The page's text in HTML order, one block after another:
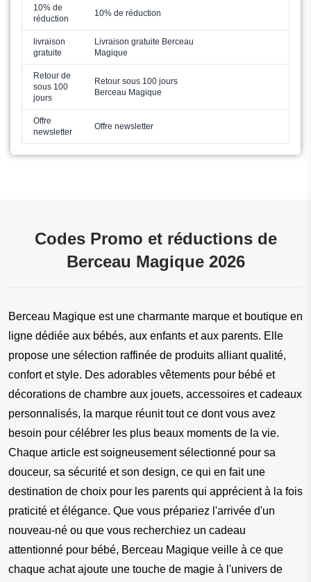
10% de
réduction
10% de réduction
livraison
gratuite
Livraison gratuite Berceau
Magique
Retour de
sous 100
jours
Retour sous 100 jours
Berceau Magique
Offre
newsletter
Offre newsletter
Codes Promo et réductions de
Berceau Magique 2026
Berceau Magique est une charmante marque et boutique en
ligne dédiée aux bébés, aux enfants et aux parents. Elle
propose une sélection raffinée de produits alliant qualité,
confort et style. Des adorables vêtements pour bébé et
décorations de chambre aux jouets, accessoires et cadeaux
personnalisés, la marque réunit tout ce dont vous avez
besoin pour célébrer les plus beaux moments de la vie.
Chaque article est soigneusement sélectionné pour sa
douceur, sa sécurité et son design, ce qui en fait une
destination de choix pour les parents qui apprécient à la fois
praticité et élégance. Que vous prépariez l'arrivée d'un
nouveau-né ou que vous recherchiez un cadeau
attentionné pour bébé, Berceau Magique veille à ce que
chaque achat ajoute une touche de magie à l'univers de